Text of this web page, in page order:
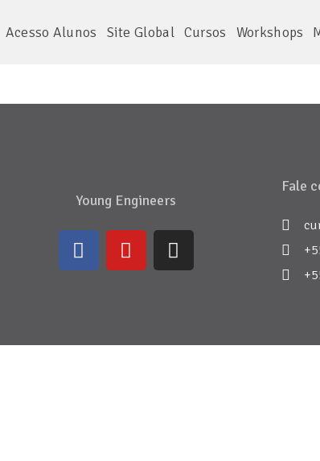
Acesso Alunos Site Global Cursos Workshops
Young Engineers
Fale